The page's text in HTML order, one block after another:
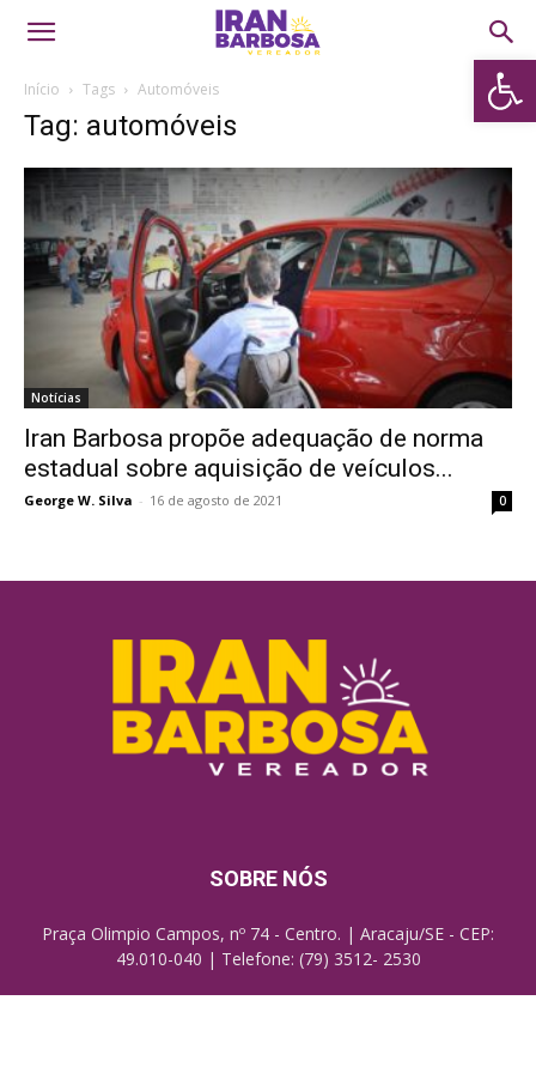
Abrir
Início Tags Automóveis
Tag: automóveis
Notícias
Iran Barbosa propõe adequação de norma
estadual sobre aquisição de veículos...
George W. Silva - 16 de agosto de 2021 0
SOBRE NÓS
Praça Olimpio Campos, nº 74 - Centro. | Aracaju/SE - CEP:
49.010-040 | Telefone: (79) 3512- 2530